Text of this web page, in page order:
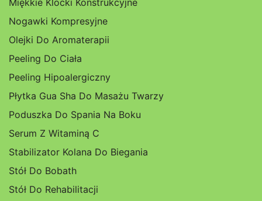
Nogawki Kompresyjne
Olejki Do Aromaterapii
Peeling Do Ciała
Peeling Hipoalergiczny
Płytka Gua Sha Do Masażu Twarzy
Poduszka Do Spania Na Boku
Serum Z Witaminą C
Stabilizator Kolana Do Biegania
Stół Do Bobath
Stół Do Rehabilitacji